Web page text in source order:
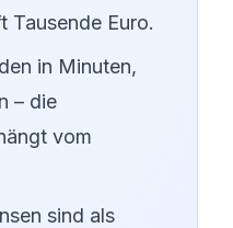
Tausende Euro.
in Minuten,
– die
vom
sind als